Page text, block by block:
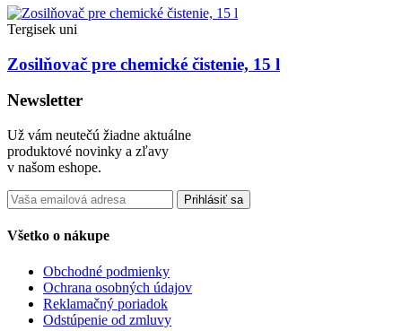
Tergisek uni
Zosilňovač pre chemické čistenie, 15 l
Newsletter
Už vám neutečú žiadne aktuálne
produktové novinky a zľavy
v našom eshope.
Prihlásiť sa
Všetko o nákupe
Obchodné podmienky
Ochrana osobných údajov
Reklamačný poriadok
Odstúpenie od zmluvy